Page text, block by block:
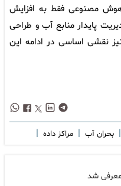
مصنوعی فقط به افزایش
پایدار منابع آب و طراحی
نقشی اساسی در ادامه این
| بحران آب | مراکز داده |
شد